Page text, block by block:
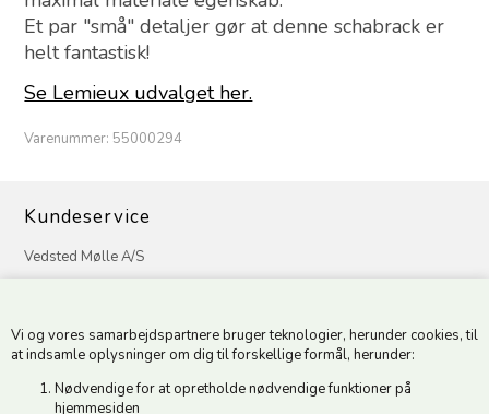
Vi og vores samarbejdspartnere bruger teknologier, herunder cookies, til
at indsamle oplysninger om dig til forskellige formål, herunder:
Nødvendige for at opretholde nødvendige funktioner på
hjemmesiden
Et par "små" detaljer gør at denne schabrack er
helt fantastisk!
Se Lemieux udvalget her.
Varenummer: 55000294
Kundeservice
Vedsted Mølle A/S
CVR 49879415 Mailvedstedmoelle@post.tele.dk
Åbningstider: Man-Fre 9.00-17.00 | Middagslukket 12.00-12.30 |